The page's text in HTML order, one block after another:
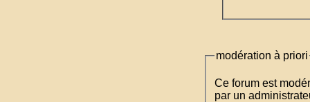
modération à priori
Ce forum est
par un